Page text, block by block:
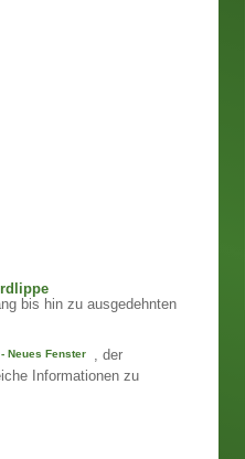
bis hin zu ausgedehnten
, der
Informationen zu